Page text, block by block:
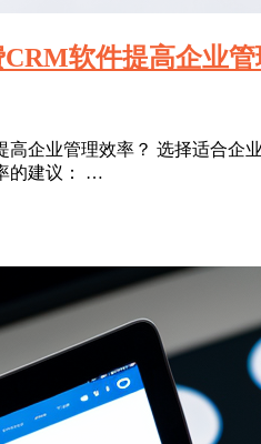
软件提高企业管
高企业管理效率？ 选择适合
的建议： …